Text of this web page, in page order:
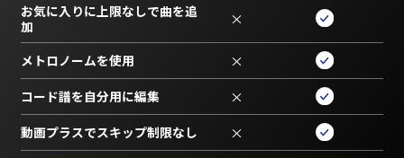
お気に入りに上限なしで曲を追
加
×
メトロノームを使用 ×
コード譜を自分用に編集 ×
動画プラスでスキップ制限なし ×